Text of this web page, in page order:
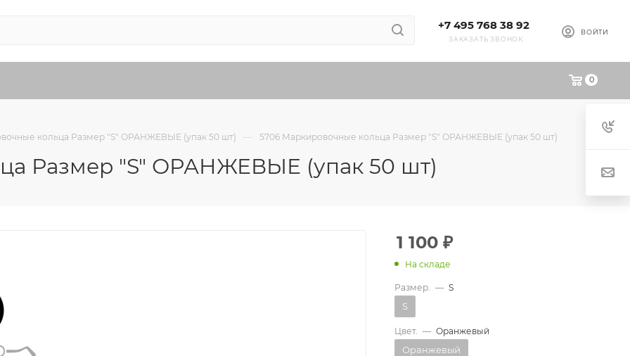
+7 495 768 38 92
ЗАКАЗАТЬ ЗВОНОК
ВОЙТИ
0
кольца Размер "S" ОРАНЖЕВЫЕ (упак 50 шт) — 5706 Маркировочные кольца Размер "S" ОРАНЖЕВЫЕ (упак 50 шт)
Размер "S" ОРАНЖЕВЫЕ (упак 50 шт)
1 100 ₽
На складе
Размер. — S
S
Цвет. — Оранжевый
Оранжевый